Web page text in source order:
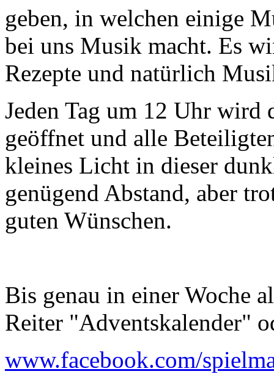
geben, in welchen einige
bei uns Musik macht. Es
Rezepte und natürlich
Jeden Tag um 12 Uhr wird
geöffnet und alle
kleines Licht in dieser
genügend Abstand, aber
guten Wünschen.
Bis genau in einer Woche
Reiter "Adventskalender"
www.facebook.com/